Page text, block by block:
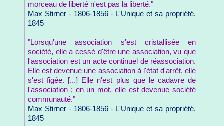
morceau de liberté n'est pas la liberté."
Max Stirner - 1806-1856 - L'Unique et sa propriété,
1845
"Lorsqu'une association s'est cristallisée en
société, elle a cessé d'être une association, vu que
l'association est un acte continuel de réassociation.
Elle est devenue une association à l'état d'arrêt, elle
s'est figée. [...] Elle n'est plus que le cadavre de
l'association ; en un mot, elle est devenue société
communauté."
Max Stirner - 1806-1856 - L'Unique et sa propriété,
1845